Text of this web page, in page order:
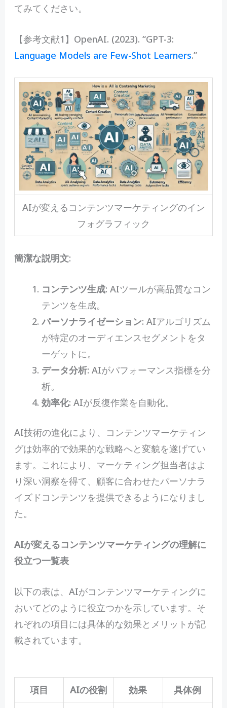
てみてください。
【参考文献1】OpenAI. (2023). “GPT-3:
Language Models are Few-Shot Learners.”
AIが変えるコンテンツマーケティングのイン
フォグラフィック
簡潔な説明文:
コンテンツ生成: AIツールが高品質なコン
テンツを生成。
パーソナライゼーション: AIアルゴリズム
が特定のオーディエンスセグメントをタ
ーゲットに。
データ分析: AIがパフォーマンス指標を分
析。
効率化: AIが反復作業を自動化。
AI技術の進化により、コンテンツマーケティン
グは効率的で効果的な戦略へと変貌を遂げてい
ます。これにより、マーケティング担当者はよ
り深い洞察を得て、顧客に合わせたパーソナラ
イズドコンテンツを提供できるようになりまし
た。
AIが変えるコンテンツマーケティングの理解に
役立つ一覧表
以下の表は、AIがコンテンツマーケティングに
おいてどのように役立つかを示しています。そ
れぞれの項目には具体的な効果とメリットが記
載されています。
項目 AIの役割 効果 具体例